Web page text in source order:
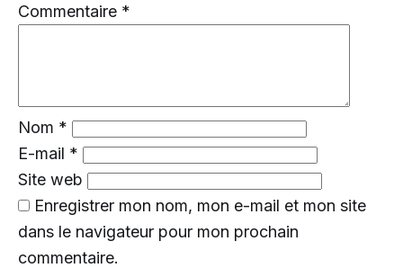
Commentaire *
Nom *
E-mail *
Site web
Enregistrer mon nom, mon e-mail et mon site
dans le navigateur pour mon prochain
commentaire.